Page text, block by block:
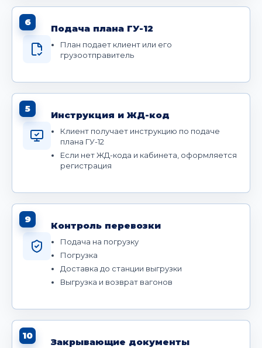
6
Подача плана ГУ-12
План подает клиент или его
грузоотправитель
5
Инструкция и ЖД-код
Клиент получает инструкцию по подаче
плана ГУ-12
Если нет ЖД-кода и кабинета, оформляется
регистрация
9
Контроль перевозки
Подача на погрузку
Погрузка
Доставка до станции выгрузки
Выгрузка и возврат вагонов
10
Закрывающие документы